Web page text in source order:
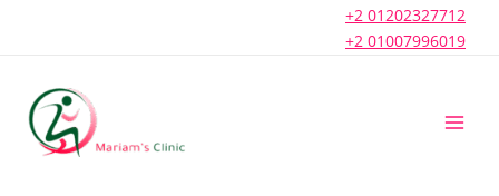
+2 01202327712
+2 01007996019